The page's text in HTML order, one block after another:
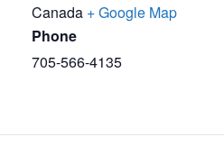
Canada + Google Map
Phone
705-566-4135